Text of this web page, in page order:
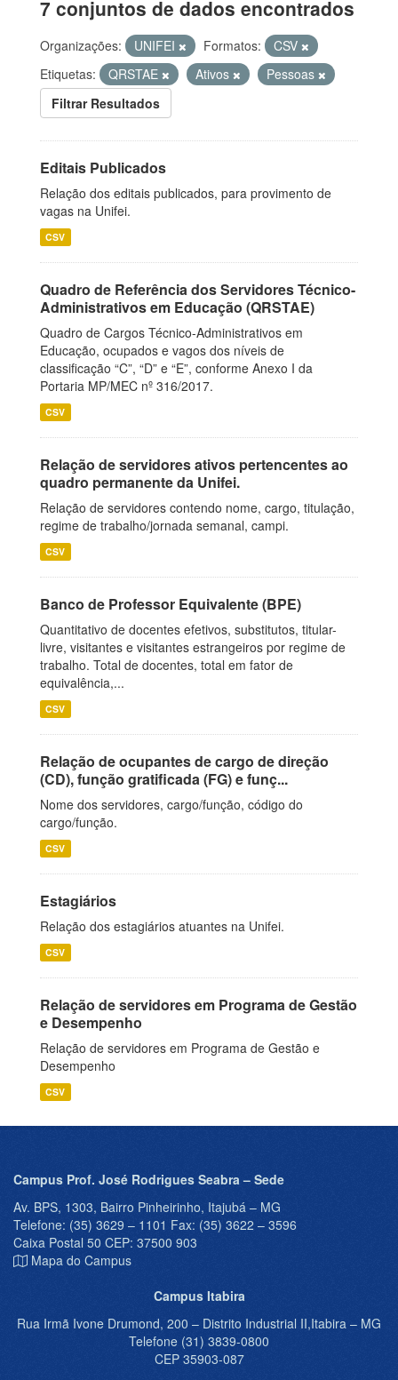
7 conjuntos de dados encontrados
Organizações: UNIFEI Formatos:
CSV
Etiquetas:
QRSTAE Ativos
Pessoas
Filtrar Resultados
Editais Publicados
Relação dos editais publicados, para provimento de
vagas na Unifei.
CSV
Quadro de Referência dos Servidores Técnico-
Administrativos em Educação (QRSTAE)
Quadro de Cargos Técnico-Administrativos em
Educação, ocupados e vagos dos níveis de
classificação “C”, “D” e “E”, conforme Anexo I da
Portaria MP/MEC nº 316/2017.
CSV
Relação de servidores ativos pertencentes ao
quadro permanente da Unifei.
Relação de servidores contendo nome, cargo, titulação,
regime de trabalho/jornada semanal, campi.
CSV
Banco de Professor Equivalente (BPE)
Quantitativo de docentes efetivos, substitutos, titular-
livre, visitantes e visitantes estrangeiros por regime de
trabalho. Total de docentes, total em fator de
equivalência,...
CSV
Relação de ocupantes de cargo de direção
(CD), função gratificada (FG) e funç...
Nome dos servidores, cargo/função, código do
cargo/função.
CSV
Estagiários
Relação dos estagiários atuantes na Unifei.
CSV
Relação de servidores em Programa de Gestão
e Desempenho
Relação de servidores em Programa de Gestão e
Desempenho
CSV
Campus Prof. José Rodrigues Seabra – Sede
Av. BPS, 1303, Bairro Pinheirinho, Itajubá – MG
Telefone: (35) 3629 – 1101 Fax: (35) 3622 – 3596
Caixa Postal 50 CEP: 37500 903
Mapa do Campus
Campus Itabira
Rua Irmã Ivone Drumond, 200 – Distrito Industrial II,Itabira – MG
Telefone (31) 3839-0800
CEP 35903-087